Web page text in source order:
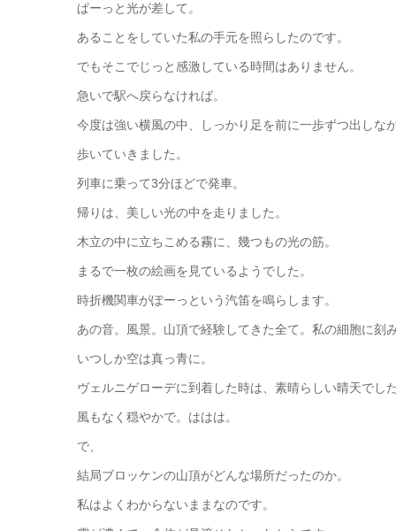
ぱーっと光が差して。
あることをしていた私の手元を照らしたのです。
でもそこでじっと感激している時間はありません。
急いで駅へ戻らなければ。
今度は強い横風の中、しっかり足を前に一歩ずつ出しなが
歩いていきました。
列車に乗って3分ほどで発車。
帰りは、美しい光の中を走りました。
木立の中に立ちこめる霧に、幾つもの光の筋。
まるで一枚の絵画を見ているようでした。
時折機関車がぽーっという汽笛を鳴らします。
あの音。風景。山頂で経験してきた全て。私の細胞に刻
いつしか空は真っ青に。
ヴェルニゲローデに到着した時は、素晴らしい晴天でした
風もなく穏やかで。ははは。
で、
結局ブロッケンの山頂がどんな場所だったのか。
私はよくわからないままなのです。